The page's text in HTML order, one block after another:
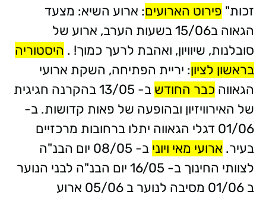
זכות" פירוט הארועים: ארוע השיא: מצעד
הגאוה ב15/06 בשעות הערב, ארוע של
סובלנות, שיוויון, ואהבת לרעך כמוך! . היסטוריה
בראשון לציון: יריית הפתיחה, השקת ארועי
הגאווה כבר החודש
ב- 13/05 בהקרנה חגיגית
של האירוויזיון ובהופעה של פאות קדושות. ב-
01/06 דגלי הגאווה יתלו ברחובות מרכזיים
בעיר. ארועי מאי ויוני
ב- 08/05 יום הבנ"ה
לצוותי החינוך ב- 16/05 יום הבנ"ה לבני הנוער
ב 01/06 מסיבה לנוער ב 05/06 ארוע